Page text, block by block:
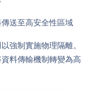
送至高安全性區域
強制實施物理隔離。
料傳輸機制轉變為高